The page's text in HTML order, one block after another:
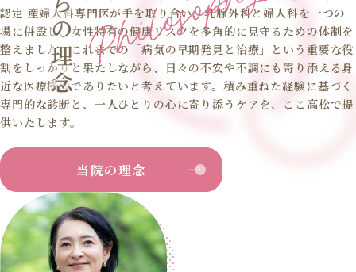
認定 産婦人科専門医が手を取り合い、乳腺外科と婦人科を一つの
場に併設し、女性特有の健康リスクを多角的に見守るための体制を
整えました。これまでの「病気の早期発見と治療」という重要な役
割をしっかりと果たしながら、日々の不安や不調にも寄り添える身
近な医療機関でありたいと考えています。積み重ねた経験に基づく
専門的な診断と、一人ひとりの心に寄り添うケアを、ここ高松で提
供いたします。
当院の理念